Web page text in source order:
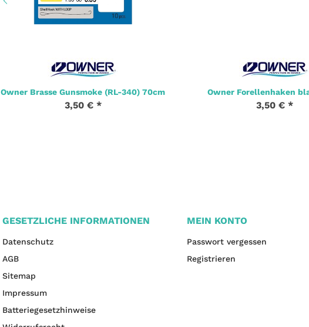
Owner Brasse Gunsmoke (RL-340) 70cm
3,50 € *
Owner Forellenhaken
3,50 € *
GESETZLICHE INFORMATIONEN
Datenschutz
AGB
Sitemap
Impressum
Batteriegesetzhinweise
MEIN KONTO
Passwort vergessen
Registrieren